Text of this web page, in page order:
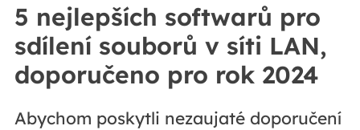
5 nejlepších softwarů pro
sdílení souborů v síti LAN,
doporučeno pro rok 2024
Abychom poskytli nezaujaté doporučení